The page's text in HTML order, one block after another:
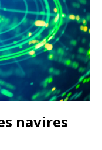
navires